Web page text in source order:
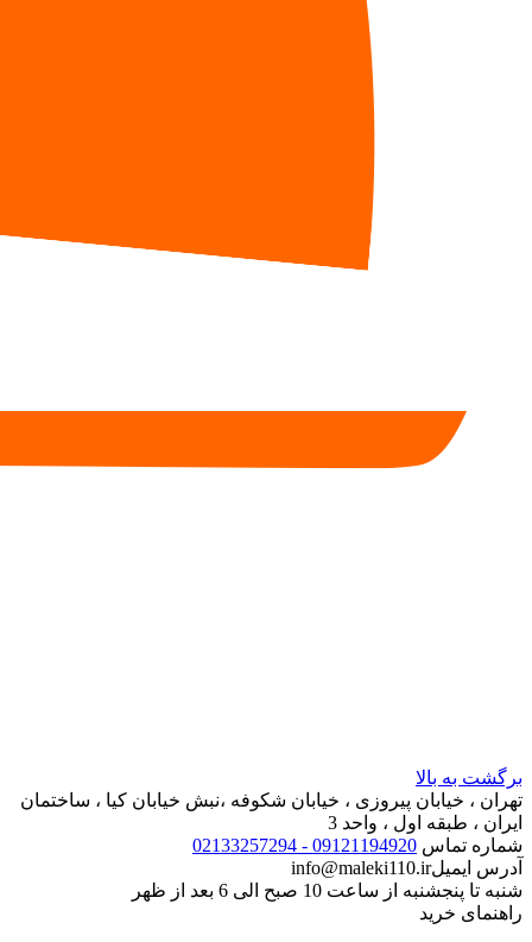
برگشت به بالا
تهران ، خیابان پیروزی ، خیابان شکوفه ،نبش خیابان کیا ، ساختمان
ایران ، طبقه اول ، واحد 3
شماره تماس 09121194920 - 02133257294
آدرس ایمیلinfo@maleki110.ir
شنبه تا پنجشنبه از ساعت 10 صبح الی 6 بعد از ظهر
راهنمای خرید